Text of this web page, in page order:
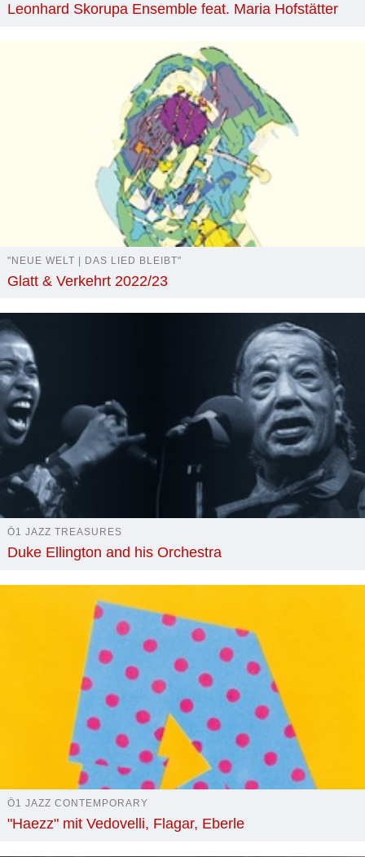
Leonhard Skorupa Ensemble feat. Maria Hofstätter
"NEUE WELT | DAS LIED BLEIBT"
Glatt & Verkehrt 2022/23
Ö1 JAZZ TREASURES
Duke Ellington and his Orchestra
Ö1 JAZZ CONTEMPORARY
"Haezz" mit Vedovelli, Flagar, Eberle